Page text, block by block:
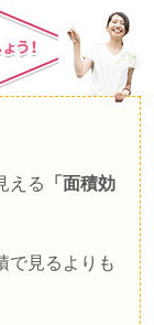
える
「面積効
で見るよりも